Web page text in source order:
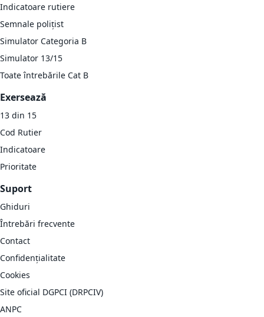
Indicatoare rutiere
Semnale polițist
Simulator Categoria B
Simulator 13/15
Toate întrebările Cat B
Exersează
13 din 15
Cod Rutier
Indicatoare
Prioritate
Suport
Ghiduri
Întrebări frecvente
Contact
Confidențialitate
Cookies
Site oficial DGPCI (DRPCIV)
ANPC